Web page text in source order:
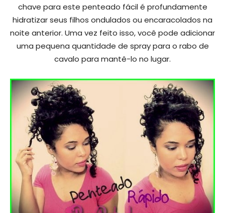
chave para este penteado fácil é profundamente
hidratizar seus filhos ondulados ou encaracolados na
noite anterior. Uma vez feito isso, você pode adicionar
uma pequena quantidade de spray para o rabo de
cavalo para mantê-lo no lugar.